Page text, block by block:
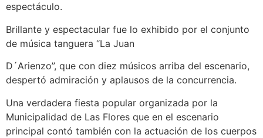
espectáculo.
Brillante y espectacular fue lo exhibido por el conjunto
de música tanguera “La Juan
D´Arienzo”, que con diez músicos arriba del escenario,
despertó admiración y aplausos de la concurrencia.
Una verdadera fiesta popular organizada por la
Municipalidad de Las Flores que en el escenario
principal contó también con la actuación de los cuerpos